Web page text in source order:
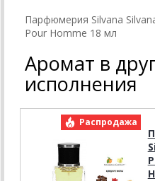
Парфюмерия Silvana
Pour Homme 18 мл
Аромат в
исполнения
Распродажа